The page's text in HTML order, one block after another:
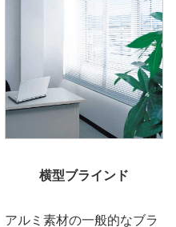
横型ブラインド
アルミ素材の一般的なブラ